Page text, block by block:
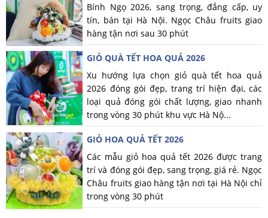
Bính Ngọ 2026, sang trọng, đẳng cấp, uy
tín, bán tại Hà Nội. Ngọc Châu fruits giao
hàng tận nơi sau 30 phút
GIỎ QUÀ TẾT HOA QUẢ 2026
Xu hướng lựa chọn giỏ quà tết hoa quả
2026 đóng gói đẹp, trang trí hiện đại, các
loại quả đóng gói chất lượng, giao nhanh
trong vòng 30 phút khu vực Hà Nộ...
GIỎ HOA QUẢ TẾT 2026
Các mẫu giỏ hoa quả tết 2026 được trang
trí và đóng gói đẹp, sang trọng, giá rẻ. Ngọc
Châu fruits giao hàng tận nơi tại Hà Nội chỉ
trong vòng 30 phút